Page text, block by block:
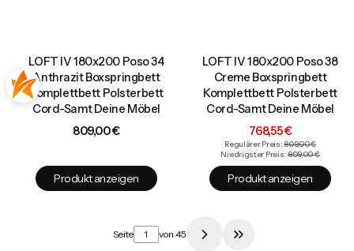
LOFT IV 180x200 Poso 34
Anthrazit Boxspringbett
Komplettbett Polsterbett
Cord-Samt Deine Möbel
Preis
809,00 €
Produkt anzeigen
LOFT IV 180x200 Poso 38
Creme Boxspringbett
Komplettbett Polsterbett
Cord-Samt Deine Möbel
Aktionspreis
768,55 €
Regulärer Preis: 809,00 €
Niedrigster Preis: 809,00 €
Produkt anzeigen
Seite von 45 Zur letzten